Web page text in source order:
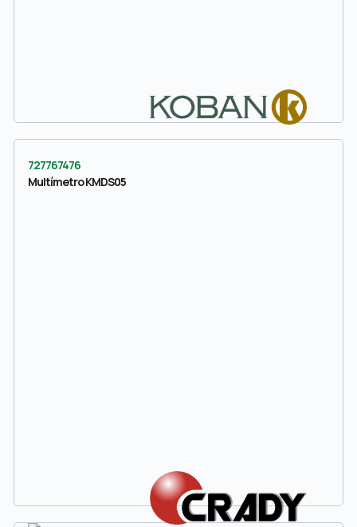
727767476
Multímetro KMDS05